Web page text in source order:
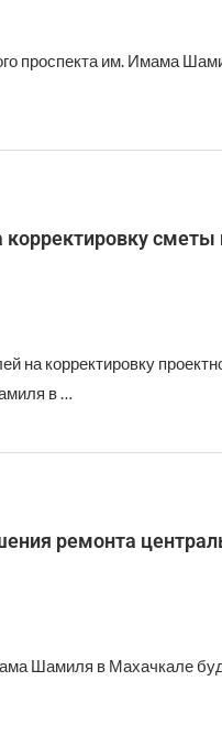
проспекта им. Имама
корректировку сметы
на корректировку
в …
ремонта
Шамиля в Махачкале